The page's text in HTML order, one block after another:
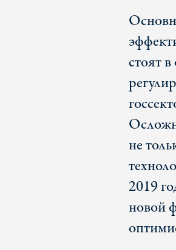
стоят
не
2019
новой